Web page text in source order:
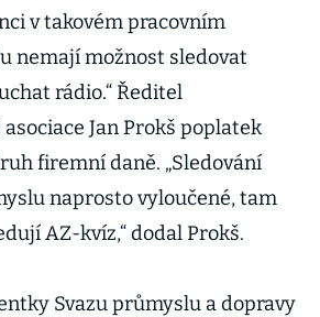
v takovém pracovním
nemají možnost sledovat
rádio.“ Ředitel
Jan Prokš poplatek
firemní daně. „Sledování
naprosto vyloučené, tam
AZ-kvíz,“ dodal Prokš.
Svazu průmyslu a dopravy